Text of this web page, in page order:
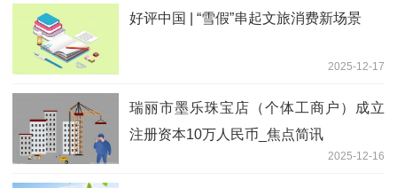
好评中国 | “雪假”串起文旅消费新场景
2025-12-17
瑞丽市墨乐珠宝店（个体工商户）成立
注册资本10万人民币_焦点简讯
2025-12-16